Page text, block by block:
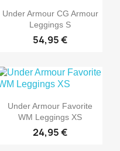
Under Armour CG Armour
Leggings S
54,95 €
Under Armour Favorite
WM Leggings XS
24,95 €